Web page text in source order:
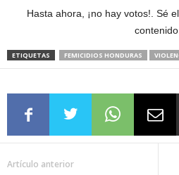
Hasta ahora, ¡no hay votos!. Sé
contenido.
ETIQUETAS FEMICIDIOS HONDURAS
Artículo anterior